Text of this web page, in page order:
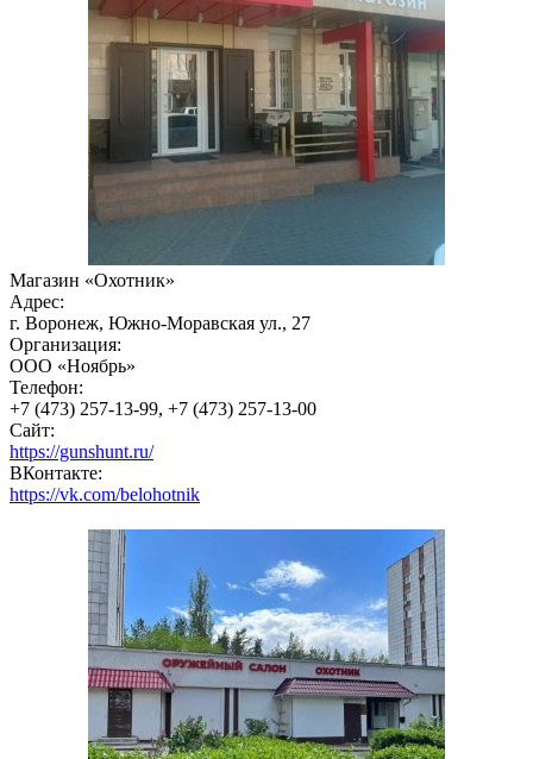
Магазин «Охотник»
Адрес:
г. Воронеж, Южно-Моравская ул., 27
Организация:
ООО «Ноябрь»
Телефон:
+7 (473) 257-13-99, +7 (473) 257-13-00
Сайт:
https://gunshunt.ru/
ВКонтакте:
https://vk.com/belohotnik